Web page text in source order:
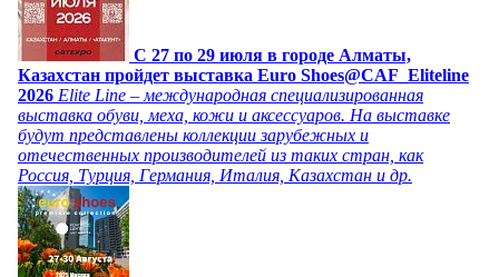
C 27 по 29 июля в городе Алматы,
Казахстан пройдет выставка Euro Shoes@CAF_Eliteline
2026 Elite Line – международная специализированная
выставка обуви, меха, кожи и аксессуаров. На выставке
будут представлены коллекции зарубежных и
отечественных производителей из таких стран, как
Россия, Турция, Германия, Италия, Казахстан и др.